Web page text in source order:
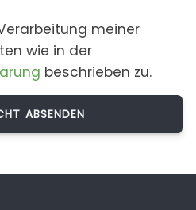
meiner
wie in der
beschrieben zu.